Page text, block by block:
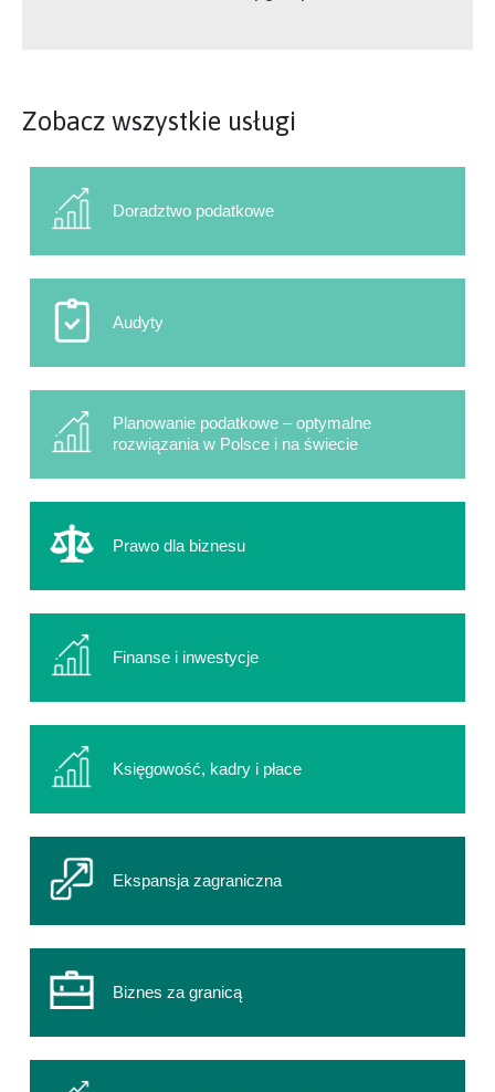
Zobacz wszystkie usługi
Doradztwo podatkowe
Audyty
Planowanie podatkowe – optymalne
rozwiązania w Polsce i na świecie
Prawo dla biznesu
Finanse i inwestycje
Księgowość, kadry i płace
Ekspansja zagraniczna
Biznes za granicą